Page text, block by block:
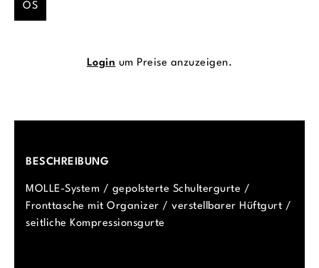
OS
Login um Preise anzuzeigen.
BESCHREIBUNG
MOLLE-System / gepolsterte Schultergurte /
Fronttasche mit Organizer / verstellbarer Hüftgurt /
seitliche Kompressionsgurte